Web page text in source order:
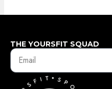
THE YOURSFIT SQUAD